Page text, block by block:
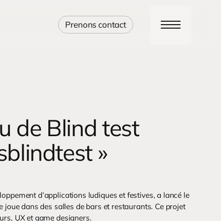
Prenons contact Menu
de Blind test
»
d’applications ludiques et festives, a lancé le
dans des salles de bars et restaurants. Ce projet
UX et game designers.